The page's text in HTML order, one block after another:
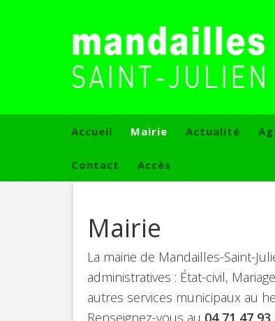
Accueil Mairie Actualité
Contact Accès
Mairie
La mairie de Mandailles-Saint-
administratives : État-civil,
autres services municipaux au
Renseignez-vous au 04 71 47